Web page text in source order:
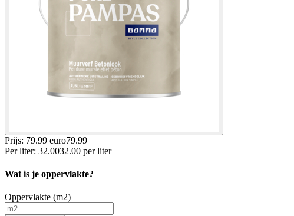
Prijs: 79.99 euro79.99
Per liter: 32.0032.00 per liter
Wat is je oppervlakte?
Oppervlakte (m2)